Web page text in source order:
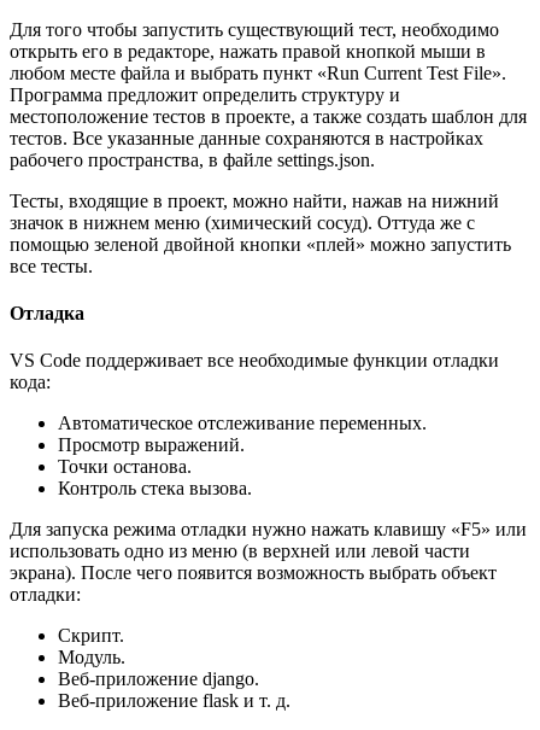
Для того чтобы запустить существующий тест, необходимо
открыть его в редакторе, нажать правой кнопкой мыши в
любом месте файла и выбрать пункт «Run Current Test File».
Программа предложит определить структуру и
местоположение тестов в проекте, а также создать шаблон для
тестов. Все указанные данные сохраняются в настройках
рабочего пространства, в файле settings.json.
Тесты, входящие в проект, можно найти, нажав на нижний
значок в нижнем меню (химический сосуд). Оттуда же с
помощью зеленой двойной кнопки «плей» можно запустить
все тесты.
Отладка
VS Code поддерживает все необходимые функции отладки
кода:
Автоматическое отслеживание переменных.
Просмотр выражений.
Точки останова.
Контроль стека вызова.
Для запуска режима отладки нужно нажать клавишу «F5» или
использовать одно из меню (в верхней или левой части
экрана). После чего появится возможность выбрать объект
отладки:
Скрипт.
Модуль.
Веб-приложение django.
Веб-приложение flask и т. д.